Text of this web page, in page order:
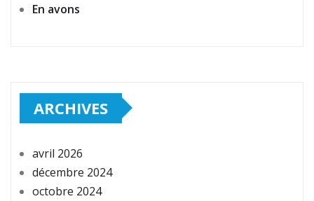
En avons
ARCHIVES
avril 2026
décembre 2024
octobre 2024